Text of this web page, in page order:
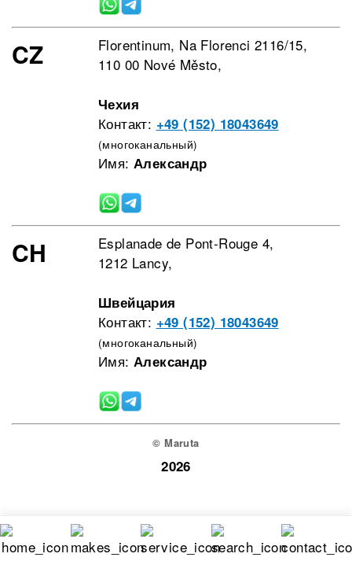
CZ
Florentinum, Na Florenci 2116/15,
110 00 Nové Město,
Чехия
Контакт: +49 (152) 18043649
(многоканальный)
Имя: Александр
CH
Esplanade de Pont-Rouge 4,
1212 Lancy,
Швейцария
Контакт: +49 (152) 18043649
(многоканальный)
Имя: Александр
© Maruta
2026